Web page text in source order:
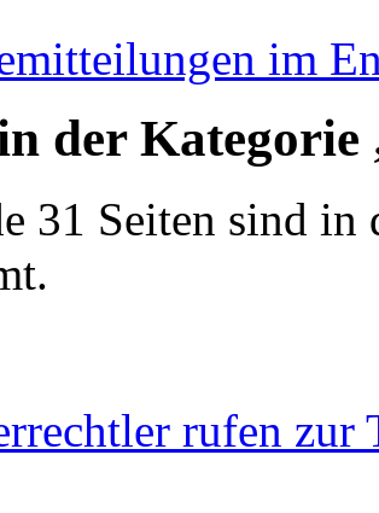
im
der Kategorie
31 Seiten sind
rufen zur